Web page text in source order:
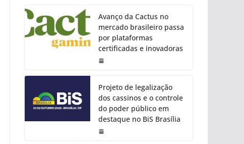
Avanço da Cactus no
mercado brasileiro passa
por plataformas
certificadas e inovadoras
Projeto de legalização
dos cassinos e o controle
do poder público em
destaque no BiS Brasília